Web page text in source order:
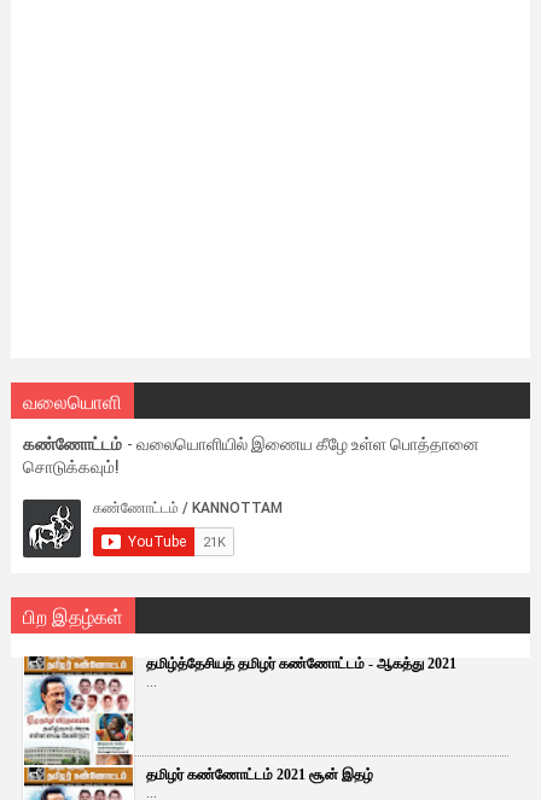
வலையொளி
கண்ணோட்டம் - வலையொளியில் இணைய கீழே உள்ள பொத்தானை
சொடுக்கவும்!
பிற இதழ்கள்
தமிழ்த்தேசியத் தமிழர் கண்ணோட்டம் - ஆகத்து 2021
...
தமிழர் கண்ணோட்டம் 2021 சூன் இதழ்
...